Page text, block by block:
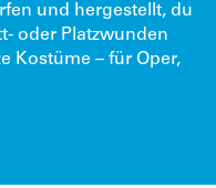
und hergestellt, du
oder Platzwunden
Kostüme – für Oper,